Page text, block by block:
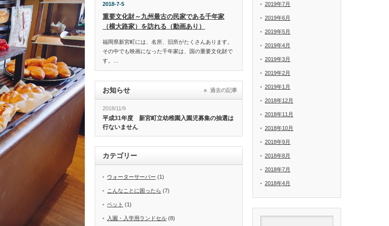
2018-7-5
重要文化財～九州最古の民家である千年家
（横大路家）を訪れる（動画あり）
福岡県新宮町には、名所、旧所がたくさんあります。
その中でも映画になった千年家は、国の重要文化財で
す。…
お知らせ
2018/11/9
平成31年度 新宮町立幼稚園入園児募集の抽選は
行ないません
過去の記事
カテゴリー
ウォーターサーバー (1)
こんなことに困ったら (7)
ペット (1)
入園・入学用ランドセル (8)
2019年7月
2019年6月
2019年5月
2019年4月
2019年3月
2019年2月
2019年1月
2018年12月
2018年11月
2018年10月
2018年9月
2018年8月
2018年7月
2018年4月